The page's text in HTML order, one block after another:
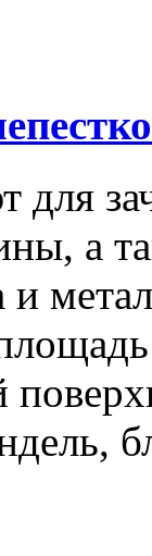
для
а
и